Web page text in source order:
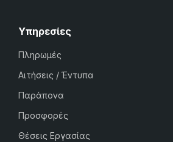
Υπηρεσίες
Πληρωμές
Αιτήσεις / Έντυπα
Παράπονα
Προσφορές
Θέσεις Εργασίας